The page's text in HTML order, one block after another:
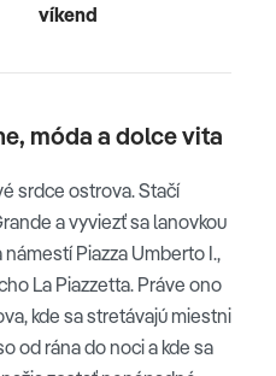
víkend
móda a dolce vita
srdce ostrova. Stačí
a vyviezť sa lanovkou
Piazza Umberto I.,
La Piazzetta. Práve ono
kde sa stretávajú miestni
od rána do noci a kde sa